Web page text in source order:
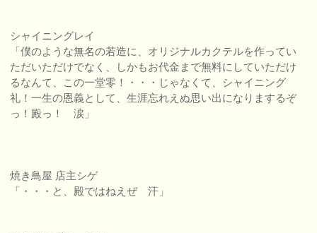
シャイニングレイ
「僕のような無名の若造に、オリジナルカクテルを作ってい
ただいただけでなく、しかもお代金まで無料にしていただけ
るなんて、この一堂零！・・・じゃなくて、シャイニング
礼！一生の恩義として、生涯忘れえぬ思い出になりまするぞ
っ！殿っ！ 涙」
焼き鳥屋 店主シゲ
「・・・と、殿ではねえぜ 汗」